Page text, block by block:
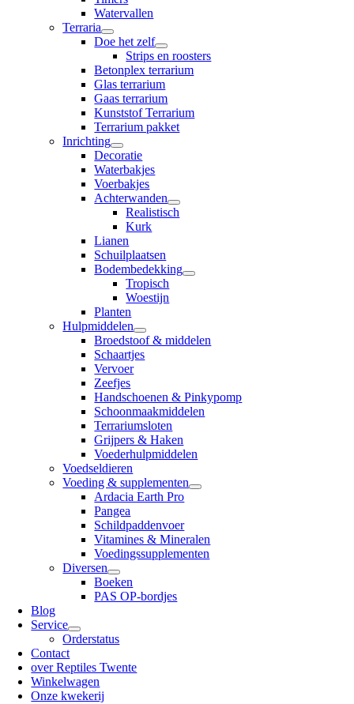
Watervallen
Terraria
Doe het zelf
Strips en roosters
Betonplex terrarium
Glas terrarium
Gaas terrarium
Kunststof Terrarium
Terrarium pakket
Inrichting
Decoratie
Waterbakjes
Voerbakjes
Achterwanden
Realistisch
Kurk
Lianen
Schuilplaatsen
Bodembedekking
Tropisch
Woestijn
Planten
Hulpmiddelen
Broedstoof & middelen
Schaartjes
Vervoer
Zeefjes
Handschoenen & Pinkypomp
Schoonmaakmiddelen
Terrariumsloten
Grijpers & Haken
Voederhulpmiddelen
Voedseldieren
Voeding & supplementen
Ardacia Earth Pro
Pangea
Schildpaddenvoer
Vitamines & Mineralen
Voedingssupplementen
Diversen
Boeken
PAS OP-bordjes
Blog
Service
Orderstatus
Contact
over Reptiles Twente
Winkelwagen
Onze kwekerij